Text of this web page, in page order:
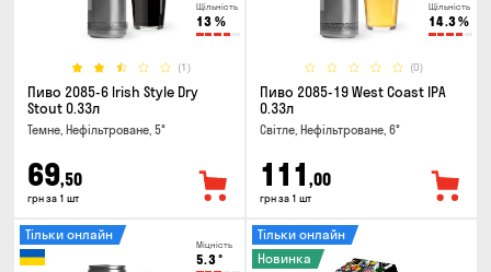
Щільність
13 %
(1)
Пиво 2085-6 Irish Style Dry
Stout 0.33л
Темне, Нефільтроване, 5°
69,50
грн за 1 шт
Щільність
14.3%
(0)
Пиво 2085-19 West Coast IPA
0.33л
Світле, Нефільтроване, 6°
111 ,00
грн за 1 шт
Міцність
5.3°
Тільки онлайн
Тільки онлайн
Новинка